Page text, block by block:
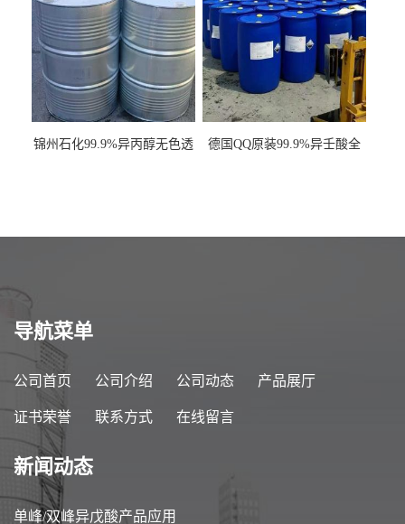
锦州石化99.9%异丙醇无色透
德国QQ原装99.9%异壬酸全
导航菜单
公司首页 公司介绍 公司动态 产品展厅
证书荣誉 联系方式 在线留言
新闻动态
单峰/双峰异戊酸产品应用